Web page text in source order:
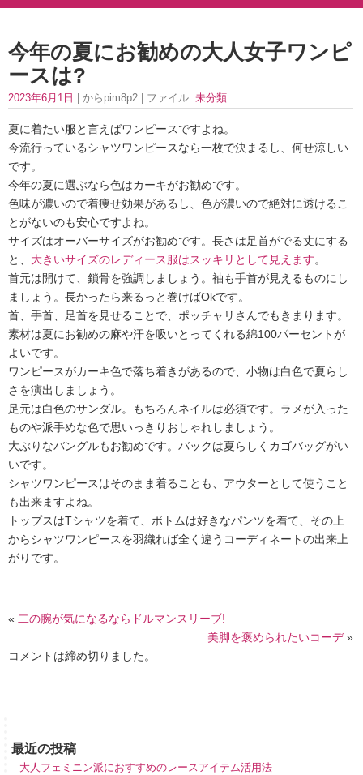
今年の夏にお勧めの大人女子ワンピ
ースは?
2023年6月1日 | からpim8p2 | ファイル: 未分類.
夏に着たい服と言えばワンピースですよね。
今流行っているシャツワンピースなら一枚で決まるし、何せ涼しい
です。
今年の夏に選ぶなら色はカーキがお勧めです。
色味が濃いので着痩せ効果があるし、色が濃いので絶対に透けるこ
とがないのも安心ですよね。
サイズはオーバーサイズがお勧めです。長さは足首がでる丈にする
と、 大きいサイズのレディース服はスッキリとして見えます。
首元は開けて、鎖骨を強調しましょう。袖も手首が見えるものにし
ましょう。長かったら来るっと巻けばOkです。
首、手首、足首を見せることで、ポッチャリさんでもきまります。
素材は夏にお勧めの麻や汗を吸いとってくれる綿100パーセントが
よいです。
ワンピースがカーキ色で落ち着きがあるので、小物は白色で夏らし
さを演出しましょう。
足元は白色のサンダル。もちろんネイルは必須です。ラメが入った
ものや派手めな色で思いっきりおしゃれしましょう。
大ぶりなバングルもお勧めです。バックは夏らしくカゴバッグがい
いです。
シャツワンピースはそのまま着ることも、アウターとして使うこと
も出来ますよね。
トップスはTシャツを着て、ボトムは好きなパンツを着て、その上
からシャツワンピースを羽織れば全く違うコーディネートの出来上
がりです。
« 二の腕が気になるならドルマンスリーブ!
美脚を褒められたいコーデ»
コメントは締め切りました。
最近の投稿
大人フェミニン派におすすめのレースアイテム活用法